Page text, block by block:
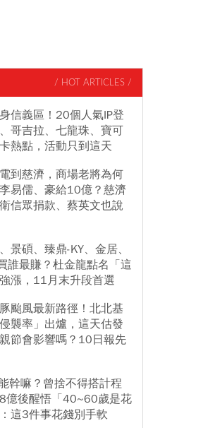
/ HOT ARTICLES /
信義區！20個人氣IP登
哥吉拉、七龍珠、寶可
熱點，活動只到這天
到慈濟，商場老將為何
易儒、豪給10億？慈濟
信眾捐款、蔡英文也說
景碩、臻鼎-KY、金居、
誰最賺？杜金龍點名「這
漲，11月末升段首選
颱風最新路徑！北北基
襲率」出爐，這天估發
節會影響嗎？10日報先
幹嘛？曾捨不得搭計程
億後醒悟「40~60歲是花
這3件事花錢別手軟